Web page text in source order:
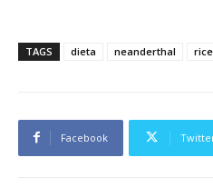
TAGS dieta neanderthal
Facebook